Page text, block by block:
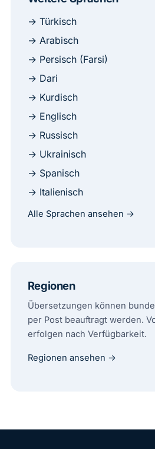
→ Türkisch
→ Arabisch
→ Persisch (Farsi)
→ Dari
→ Kurdisch
→ Englisch
→ Russisch
→ Ukrainisch
→ Spanisch
→ Italienisch
Alle Sprachen ansehen →
Regionen
Übersetzungen können
per Post beauftragt werden.
erfolgen nach Verfügbarkeit.
Regionen ansehen →